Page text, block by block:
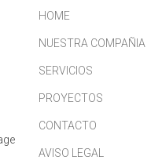
HOME
NUESTRA COMPAÑIA
SERVICIOS
PROYECTOS
CONTACTO
AVISO LEGAL